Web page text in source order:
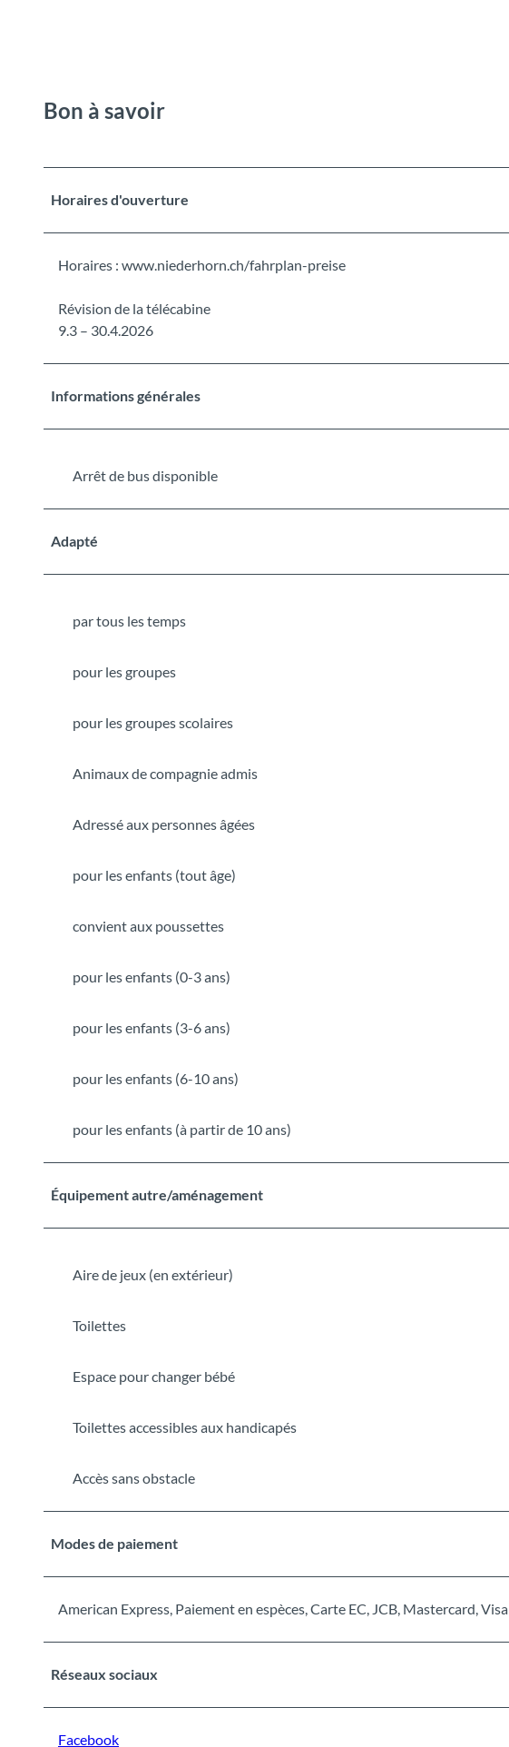
Bon à savoir
Horaires d'ouverture
Horaires : www.niederhorn.ch/fahrplan-preise
Révision de la télécabine
9.3 – 30.4.2026
Informations générales
Arrêt de bus disponible
Adapté
par tous les temps
pour les groupes
pour les groupes scolaires
Animaux de compagnie admis
Adressé aux personnes âgées
pour les enfants (tout âge)
convient aux poussettes
pour les enfants (0-3 ans)
pour les enfants (3-6 ans)
pour les enfants (6-10 ans)
pour les enfants (à partir de 10 ans)
Équipement autre/aménagement
Aire de jeux (en extérieur)
Toilettes
Espace pour changer bébé
Toilettes accessibles aux handicapés
Accès sans obstacle
Modes de paiement
American Express, Paiement en espèces, Carte EC, JCB, Mastercard, Visa
Réseaux sociaux
Facebook